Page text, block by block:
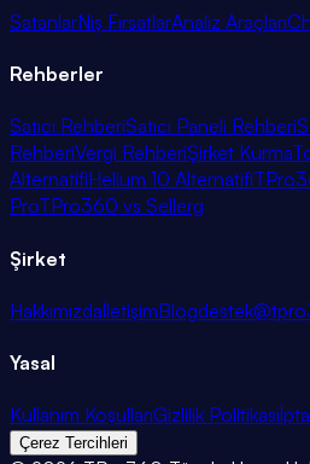
SatanlarNiş FırsatlarAnaliz Araçları
Rehberler
Satıcı RehberiSatıcı Paneli Rehberi
RehberiVergi RehberiŞirket Kurma
AlternatifiHelium 10 Alternatifi
ProTPro360 vs Sellerg
Şirket
HakkımızdaİletişimBlog
Yasal
Kullanım KoşullarıGizlilik Politikası
Çerez Tercihleri